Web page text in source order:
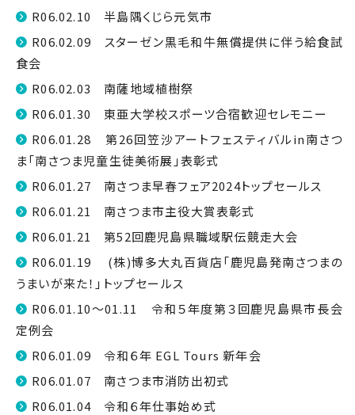
R06.02.10 半島隅くじら元気市
R06.02.09 スターゼン黒毛和牛無償提供に伴う給食試
食会
R06.02.03 南薩地域植樹祭
R06.01.30 東亜大学校スポーツ合宿歓迎セレモニー
R06.01.28 第26回笠沙アートフェスティバルin南さつ
ま「南さつま児童生徒美術展」表彰式
R06.01.27 南さつま早春フェア2024トップセールス
R06.01.21 南さつま市主役大賞表彰式
R06.01.21 第52回鹿児島県職域駅伝競走大会
R06.01.19 (株)博多大丸百貨店「鹿児島発南さつまの
うまいが来た！」トップセールス
R06.01.10～01.11 令和５年度第３回鹿児島県市長会
定例会
R06.01.09 令和６年 EGL Tours 新年会
R06.01.07 南さつま市消防出初式
R06.01.04 令和６年仕事始め式